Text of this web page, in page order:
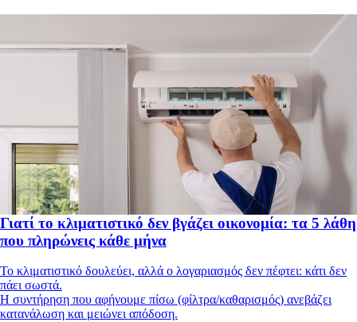
Γιατί το κλιματιστικό δεν βγάζει οικονομία: τα 5 λάθη
που πληρώνεις κάθε μήνα
Το κλιματιστικό δουλεύει, αλλά ο λογαριασμός δεν πέφτει: κάτι δεν
πάει σωστά.
Η συντήρηση που αφήνουμε πίσω (φίλτρα/καθαρισμός) ανεβάζει
κατανάλωση και μειώνει απόδοση.